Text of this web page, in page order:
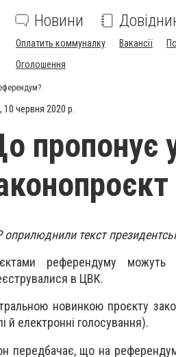
Новини
Оплатить коммуналку Вакансії
Оголошення
10 червня 2020 р.
пропонує
оприлюднили текст
референдуму можуть
в ЦВК.
новинкою проєкту
й електронні голосування).
передбачає, що на